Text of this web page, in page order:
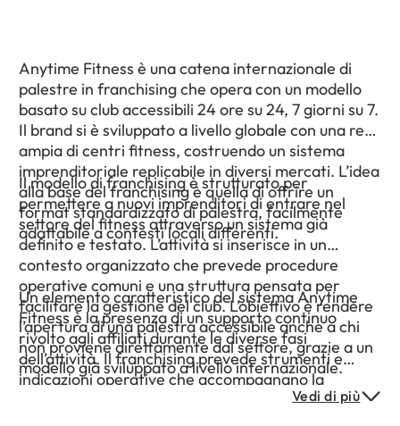
Anytime Fitness è una catena internazionale di
palestre in franchising che opera con un modello
basato su club accessibili 24 ore su 24, 7 giorni su 7.
Il brand si è sviluppato a livello globale con una rete
ampia di centri fitness, costruendo un sistema
imprenditoriale replicabile in diversi mercati. L’idea
alla base del franchising è quella di offrire un
format standardizzato di palestra, facilmente
adattabile a contesti locali differenti.
Il modello di franchising è strutturato per
permettere a nuovi imprenditori di entrare nel
settore del fitness attraverso un sistema già
definito e testato. L’attività si inserisce in un
contesto organizzato che prevede procedure
operative comuni e una struttura pensata per
facilitare la gestione del club. L’obiettivo è rendere
l’apertura di una palestra accessibile anche a chi
non proviene direttamente dal settore, grazie a un
modello già sviluppato a livello internazionale.
Un elemento caratteristico del sistema Anytime
Fitness è la presenza di un supporto continuo
rivolto agli affiliati durante le diverse fasi
dell’attività. Il franchising prevede strumenti e
indicazioni operative che accompagnano la
gestione del centro fitness nel tempo, garantendo
Vedi di più